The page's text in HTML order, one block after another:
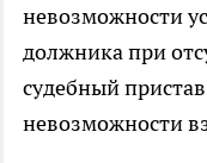
невозможности
должника при
судебный
невозможности